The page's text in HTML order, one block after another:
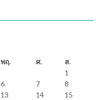
พฤ. ศ.
ส.
1
6 7
8
13 14
15